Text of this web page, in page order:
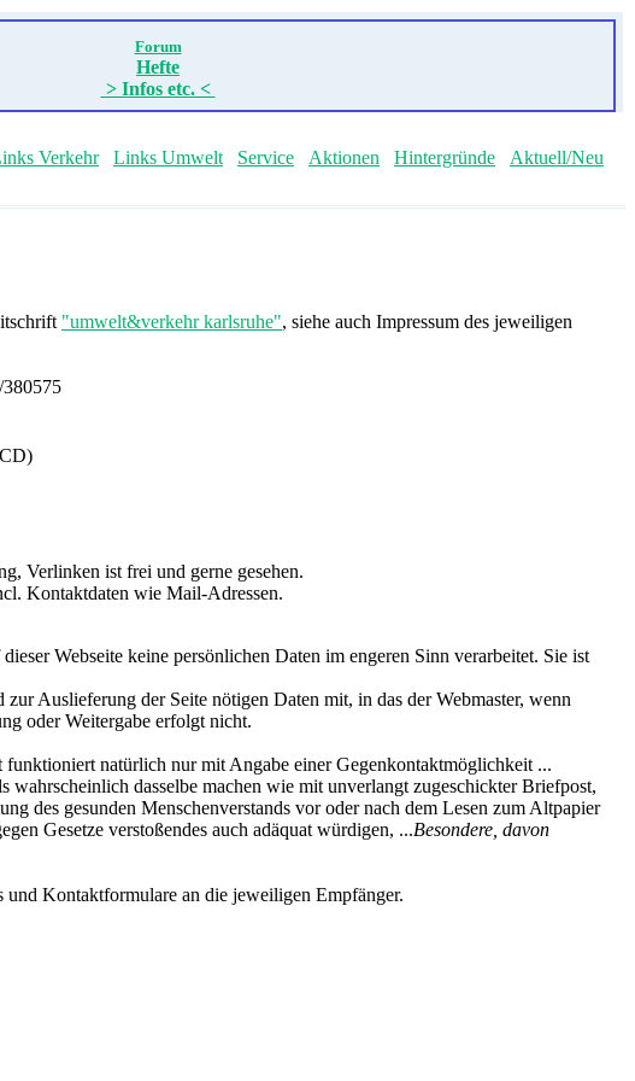
Forum
Hefte
> Infos etc. <
Verkehr Links Umwelt Service Aktionen Hintergründe Aktuell/Neu
"umwelt&verkehr karlsruhe", siehe auch Impressum des jeweiligen
Verlinken ist frei und gerne gesehen.
Kontaktdaten wie Mail-Adressen.
Webseite keine persönlichen Daten im engeren Sinn verarbeitet. Sie ist
Auslieferung der Seite nötigen Daten mit, in das der Webmaster, wenn
oder Weitergabe erfolgt nicht.
natürlich nur mit Angabe einer Gegenkontaktmöglichkeit ...
dasselbe machen wie mit unverlangt zugeschickter Briefpost,
des gesunden Menschenverstands vor oder nach dem Lesen zum Altpapier
Gesetze verstoßendes auch adäquat würdigen, ...Besondere, davon
und Kontaktformulare an die jeweiligen Empfänger.